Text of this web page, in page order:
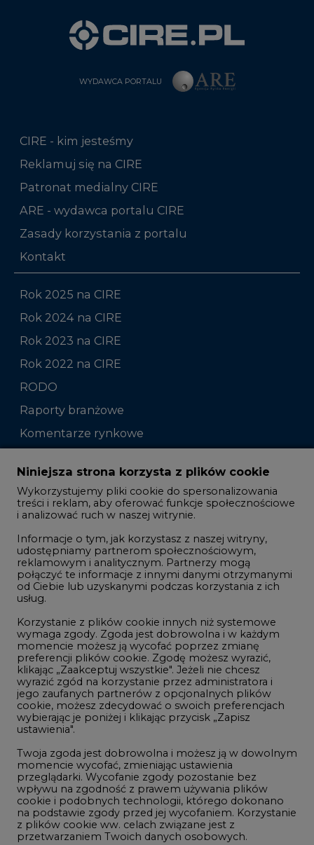
WYDAWCA PORTALU
CIRE - kim jesteśmy
Reklamuj się na CIRE
Patronat medialny CIRE
ARE - wydawca portalu CIRE
Zasady korzystania z portalu
Kontakt
Rok 2025 na CIRE
Rok 2024 na CIRE
Rok 2023 na CIRE
Rok 2022 na CIRE
RODO
Raporty branżowe
Komentarze rynkowe
Zmiany kadrowe na rynku
Studio CIRE
Rozmowy o energetyce
Gospodarka
Geopolityka
LTE450
Innowacje i AI
Telekomunikacja i IT
Handel emisjami CO2
Wodór
Górnictwo
Atom
Fotowoltaika
Offshore wind
Niniejsza strona korzysta z plików cookie
Wykorzystujemy pliki cookie do spersonalizowania
treści i reklam, aby oferować funkcje społecznościowe
i analizować ruch w naszej witrynie.
Informacje o tym, jak korzystasz z naszej witryny,
udostępniamy partnerom społecznościowym,
reklamowym i analitycznym. Partnerzy mogą
połączyć te informacje z innymi danymi otrzymanymi
od Ciebie lub uzyskanymi podczas korzystania z ich
usług.
Korzystanie z plików cookie innych niż systemowe
wymaga zgody. Zgoda jest dobrowolna i w każdym
momencie możesz ją wycofać poprzez zmianę
preferencji plików cookie. Zgodę możesz wyrazić,
klikając „Zaakceptuj wszystkie". Jeżeli nie chcesz
wyrazić zgód na korzystanie przez administratora i
jego zaufanych partnerów z opcjonalnych plików
cookie, możesz zdecydować o swoich preferencjach
wybierając je poniżej i klikając przycisk „Zapisz
ustawienia".
Twoja zgoda jest dobrowolna i możesz ją w dowolnym
momencie wycofać, zmieniając ustawienia
przeglądarki. Wycofanie zgody pozostanie bez
wpływu na zgodność z prawem używania plików
cookie i podobnych technologii, którego dokonano
na podstawie zgody przed jej wycofaniem. Korzystanie
z plików cookie ww. celach związane jest z
przetwarzaniem Twoich danych osobowych.